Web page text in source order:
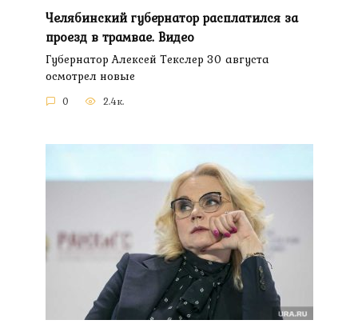
Челябинский губернатор расплатился за
проезд в трамвае. Видео
Губернатор Алексей Текслер 30 августа
осмотрел новые
0 2.4к.